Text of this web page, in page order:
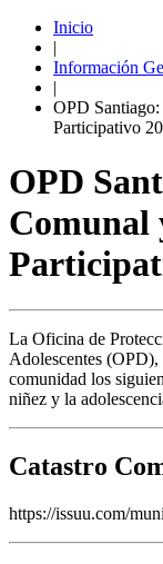
Inicio
|
Información
|
OPD
Participativo
OPD
Comunal
La Oficina de
Adolescentes (OPD),
comunidad los
niñez y la
Catastro
https://issuu.com/